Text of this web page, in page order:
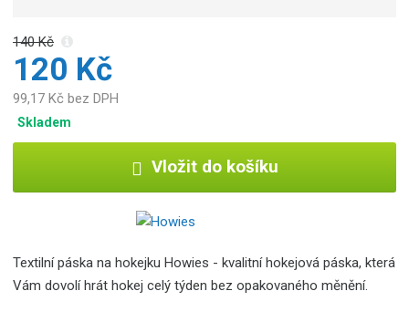
140 Kč
120 Kč
99,17 Kč bez DPH
Skladem
Vložit do košíku
Textilní páska na hokejku Howies - kvalitní hokejová páska, která
Vám dovolí hrát hokej celý týden bez opakovaného měnění.